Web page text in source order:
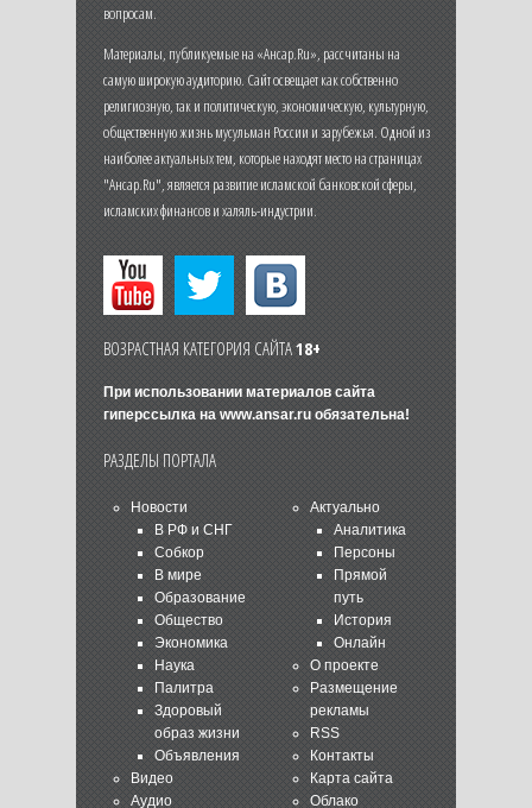
вопросам.
Материалы, публикуемые на «Ансар.Ru», рассчитаны на
самую широкую аудиторию. Сайт освещает как собственно
религиозную, так и политическую, экономическую, культурную,
общественную жизнь мусульман России и зарубежья. Одной из
наиболее актуальных тем, которые находят место на страницах
"Ансар.Ru", является развитие исламской банковской сферы,
исламских финансов и халяль-индустрии.
ВОЗРАСТНАЯ КАТЕГОРИЯ САЙТА18+
При использовании материалов сайта
гиперссылка на www.ansar.ruобязательна!
РАЗДЕЛЫ ПОРТАЛА
Новости
В РФ и СНГ
Собкор
В мире
Образование
Общество
Экономика
Наука
Палитра
Здоровый
образ жизни
Объявления
Видео
Аудио
Актуально
Аналитика
Персоны
Прямой
путь
История
Онлайн
О проекте
Размещение
рекламы
RSS
Контакты
Карта сайта
Облако